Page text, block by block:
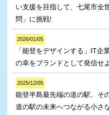
い支援を目指して、七尾市全
問」に挑戦!
2026/01/05
「能登をデザインする」IT企
の幸をブランドとして発信せ
2025/12/05
能登半島最先端の道の駅、そ
道の駅の未来へつながる小さ